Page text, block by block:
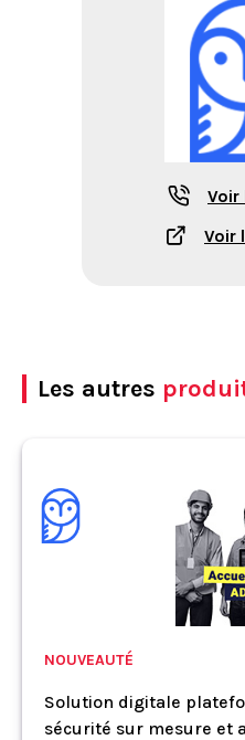
Voir
Voir
Les autres
NOUVEAUTÉ
Solution digitale
sécurité sur mesure et